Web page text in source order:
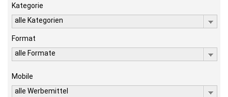
Kategorie
alle Kategorien
Format
alle Formate
Mobile
alle Werbemittel